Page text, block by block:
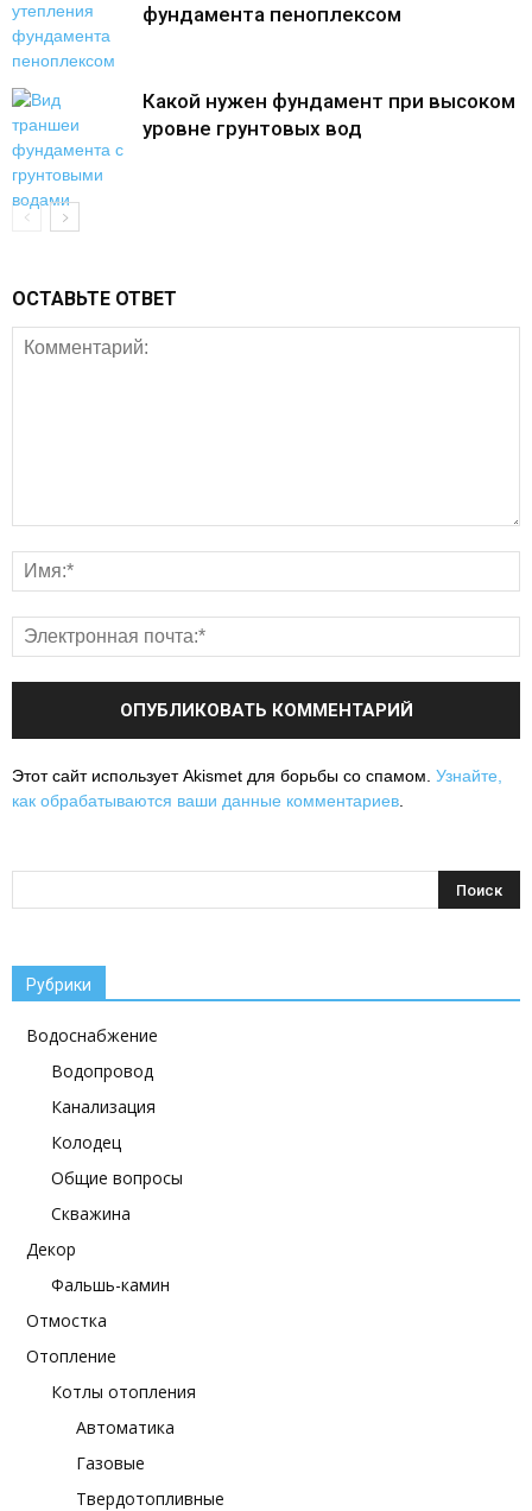
фундамента пеноплексом
Какой нужен фундамент при высоком
уровне грунтовых вод
ОСТАВЬТЕ ОТВЕТ
Этот сайт использует Akismet для борьбы со спамом. Узнайте,
как обрабатываются ваши данные комментариев
Рубрики
Водоснабжение
Водопровод
Канализация
Колодец
Общие вопросы
Скважина
Декор
Фальшь-камин
Отмостка
Отопление
Котлы отопления
Автоматика
Газовые
Твердотопливные